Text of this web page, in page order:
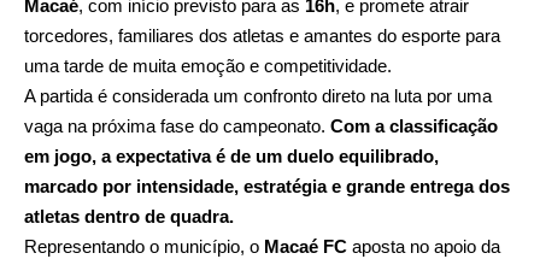
Macaé, com início previsto para as 16h, e promete atrair
torcedores, familiares dos atletas e amantes do esporte para
uma tarde de muita emoção e competitividade.
A partida é considerada um confronto direto na luta por uma
vaga na próxima fase do campeonato. Com a classificação
em jogo, a expectativa é de um duelo equilibrado,
marcado por intensidade, estratégia e grande entrega dos
atletas dentro de quadra.
Representando o município, o Macaé FC aposta no apoio da